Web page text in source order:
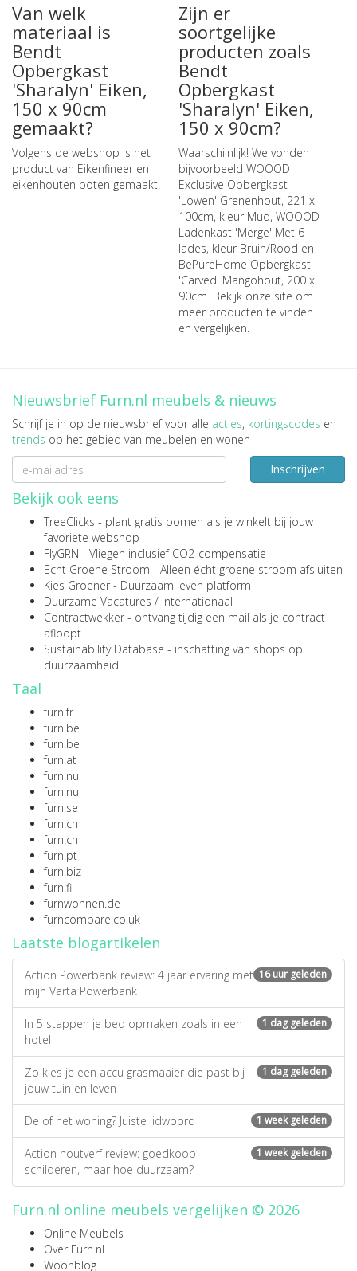
Van welk
materiaal is
Bendt
Opbergkast
'Sharalyn' Eiken,
150 x 90cm
gemaakt?
Volgens de webshop is het
product van Eikenfineer en
eikenhouten poten gemaakt.
Zijn er
soortgelijke
producten zoals
Bendt
Opbergkast
'Sharalyn' Eiken,
150 x 90cm?
Waarschijnlijk! We vonden
bijvoorbeeld WOOOD
Exclusive Opbergkast
'Lowen' Grenenhout, 221 x
100cm, kleur Mud, WOOOD
Ladenkast 'Merge' Met 6
lades, kleur Bruin/Rood en
BePureHome Opbergkast
'Carved' Mangohout, 200 x
90cm. Bekijk onze site om
meer producten te vinden
en vergelijken.
Nieuwsbrief Furn.nl meubels & nieuws
Schrijf je in op de nieuwsbrief voor alle acties, kortingscodes en
trends op het gebied van meubelen en wonen
Inschrijven
Bekijk ook eens
TreeClicks - plant gratis bomen als je winkelt bij jouw
favoriete webshop
FlyGRN - Vliegen inclusief CO2-compensatie
Echt Groene Stroom - Alleen écht groene stroom afsluiten
Kies Groener - Duurzaam leven platform
Duurzame Vacatures / internationaal
Contractwekker - ontvang tijdig een mail als je contract
afloopt
Sustainability Database - inschatting van shops op
duurzaamheid
Taal
furn.fr
furn.be
furn.be
furn.at
furn.nu
furn.nu
furn.se
furn.ch
furn.ch
furn.pt
furn.biz
furn.fi
furnwohnen.de
furncompare.co.uk
Laatste blogartikelen
16 uur geleden
Action Powerbank review: 4 jaar ervaring met
mijn Varta Powerbank
1 dag geleden
In 5 stappen je bed opmaken zoals in een
hotel
1 dag geleden
Zo kies je een accu grasmaaier die past bij
jouw tuin en leven
1 week geleden
De of het woning? Juiste lidwoord
1 week geleden
Action houtverf review: goedkoop
schilderen, maar hoe duurzaam?
Furn.nl online meubels vergelijken © 2026
Online Meubels
Over Furn.nl
Woonblog